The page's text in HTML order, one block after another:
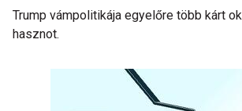
Trump vámpolitikája egyelőre több kárt
hasznot.